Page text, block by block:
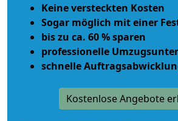
Keine versteckten Kosten
Sogar möglich mit einer
bis zu ca. 60 % sparen
professionelle
schnelle
Kostenlose Angebote